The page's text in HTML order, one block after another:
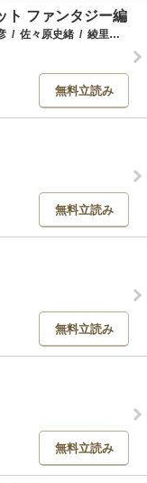
ト ファンタジー編
/ 佐々原史緒 / 綾里けいし
無料立読み
無料立読み
無料立読み
無料立読み